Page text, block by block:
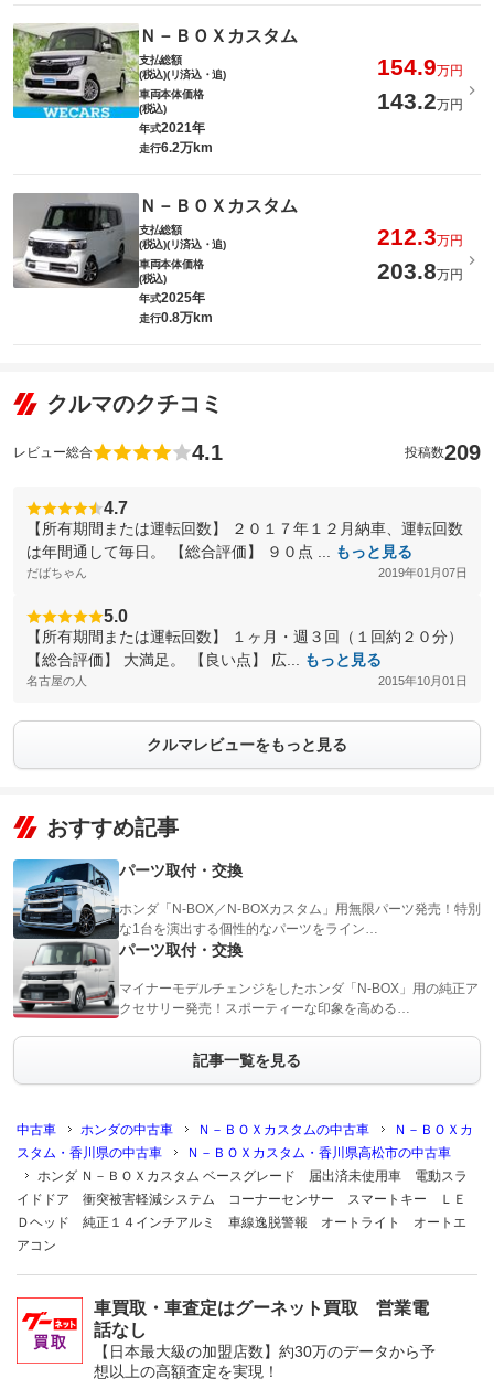
Ｎ－ＢＯＸカスタム
支払総額
(税込)(リ済込・追)
154.9万円
車両本体価格
(税込)
143.2万円
年式2021年
走行6.2万km
Ｎ－ＢＯＸカスタム
支払総額
(税込)(リ済込・追)
212.3万円
車両本体価格
(税込)
203.8万円
年式2025年
走行0.8万km
クルマのクチコミ
レビュー総合 4.1 投稿数209
4.7
【所有期間または運転回数】 ２０１７年１２月納車、運転回数
は年間通して毎日。 【総合評価】 ９０点 ...
もっと見る
だばちゃん 2019年01月07日
5.0
【所有期間または運転回数】 １ヶ月・週３回（１回約２０分）
【総合評価】 大満足。 【良い点】 広...
もっと見る
名古屋の人 2015年10月01日
クルマレビューをもっと見る
おすすめ記事
パーツ取付・交換
ホンダ「N-BOX／N-BOXカスタム」用無限パーツ発売！特別
な1台を演出する個性的なパーツをライン…
パーツ取付・交換
マイナーモデルチェンジをしたホンダ「N-BOX」用の純正ア
クセサリー発売！スポーティーな印象を高める…
記事一覧を見る
中古車 ホンダの中古車 Ｎ－ＢＯＸカスタムの中古車
Ｎ－ＢＯＸカ
スタム・香川県の中古車
Ｎ－ＢＯＸカスタム・香川県高松市の中古車
ホンダ Ｎ－ＢＯＸカスタム ベースグレード 届出済未使用車 電動スラ
イドドア 衝突被害軽減システム コーナーセンサー スマートキー ＬＥ
Ｄヘッド 純正１４インチアルミ 車線逸脱警報 オートライト オートエ
アコン
車買取・車査定はグーネット買取 営業電
話なし
【日本最大級の加盟店数】約30万のデータから予
想以上の高額査定を実現！